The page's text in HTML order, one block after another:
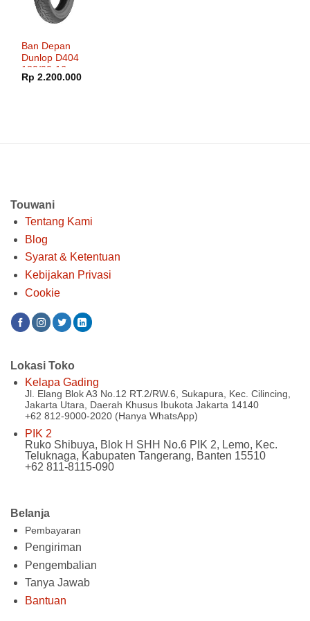
Ban Depan
Dunlop D404
130/90-16
Rp 2.200.000
Touwani
Tentang Kami
Blog
Syarat & Ketentuan
Kebijakan Privasi
Cookie
Belanja
Pembayaran
Pengiriman
Pengembalian
Tanya Jawab
Bantuan
Lokasi Toko
Kelapa Gading
Jl. Elang Blok A3 No.12 RT.2/RW.6, Sukapura, Kec. Cilincing,
Jakarta Utara, Daerah Khusus Ibukota Jakarta 14140
+62 812-9000-2020 (Hanya WhatsApp)
PIK 2
Ruko Shibuya, Blok H SHH No.6 PIK 2, Lemo, Kec.
Teluknaga, Kabupaten Tangerang, Banten 15510
+62 811-8115-090